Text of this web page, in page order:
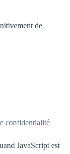
de
confidentialité
JavaScript est